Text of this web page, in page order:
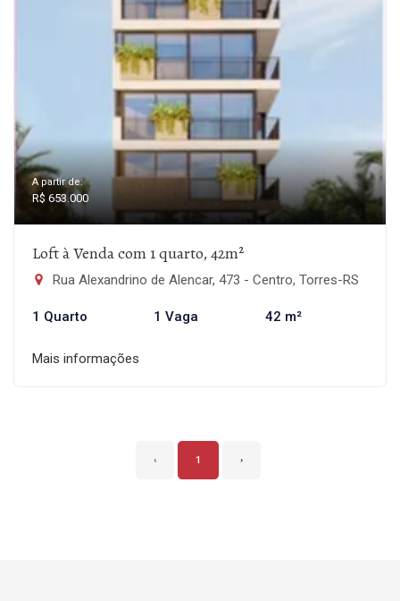
A partir de:
R$ 653.000
Loft à Venda com 1 quarto, 42m²
Rua Alexandrino de Alencar, 473 - Centro, Torres-RS
1 Quarto 1 Vaga 42 m²
Mais informações
‹ 1 ›